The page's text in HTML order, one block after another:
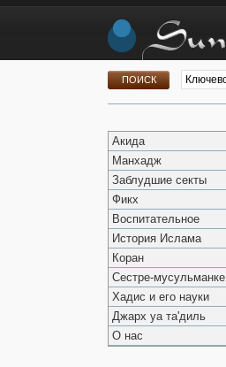
Акида
Манхадж
Заблудшие секты
Фикх
Воспитательное
История Ислама
Коран
Сестре-мусульманке
Хадис и его науки
Джарх уа та'диль
О нас